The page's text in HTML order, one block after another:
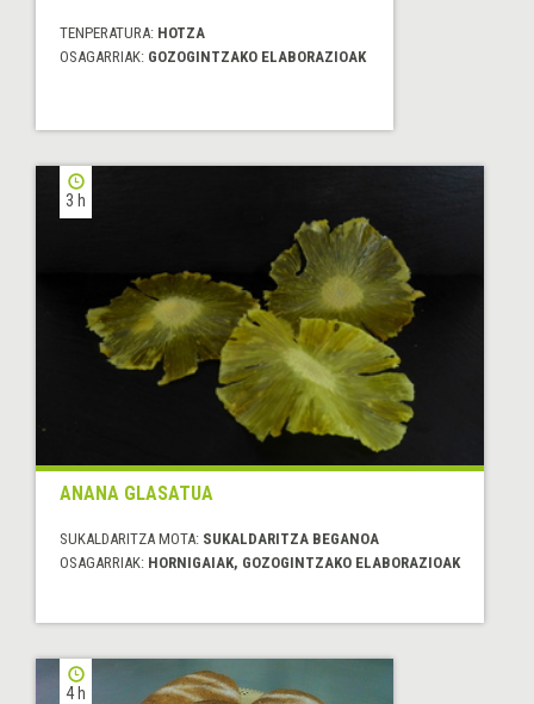
TENPERATURA: HOTZA
OSAGARRIAK: GOZOGINTZAKO ELABORAZIOAK
3 h
ANANA GLASATUA
SUKALDARITZA MOTA: SUKALDARITZA BEGANOA
OSAGARRIAK: HORNIGAIAK, GOZOGINTZAKO ELABORAZIOAK
4 h